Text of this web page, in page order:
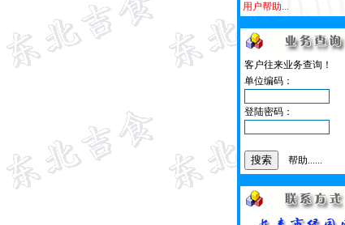
用户帮助...
客户往来业务查询！
单位编码：
登陆密码：
帮助......